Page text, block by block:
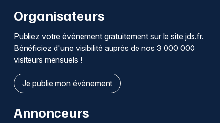
Organisateurs
Publiez votre événement gratuitement sur le site jds.fr.
Bénéficiez d'une visibilité auprès de nos 3 000 000
visiteurs mensuels !
Je publie mon événement
Annonceurs